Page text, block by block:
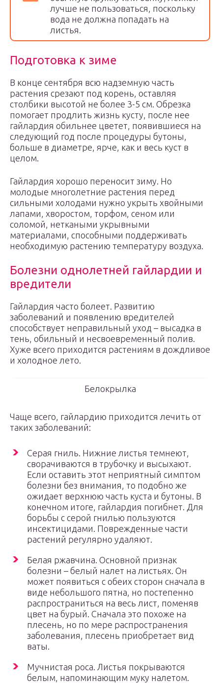
лучше не пользоваться, поскольку
вода не должна попадать на
листья.
Подготовка к зиме
В конце сентября всю надземную часть
растения срезают под корень, оставляя
столбики высотой не более 3-5 см. Обрезка
помогает продлить жизнь кусту, после нее
гайлардия обильнее цветет, появившиеся на
следующий год после процедуры бутоны,
больше в диаметре, ярче, как и весь куст в
целом.
Гайлардия хорошо переносит зиму. Но
молодые многолетние растения перед
сильными холодами нужно укрыть хвойными
лапами, хворостом, торфом, сеном или
соломой, неткаными укрывными
материалами, способными поддерживать
необходимую растению температуру воздуха.
Болезни однолетней гайлардии и
вредители
Гайлардия часто болеет. Развитию
заболеваний и появлению вредителей
способствует неправильный уход – высадка в
тень, обильный и несвоевременный полив.
Хуже всего приходится растениям в дождливое
и холодное лето.
Белокрылка
Чаще всего, гайлардию приходится лечить от
таких заболеваний:
Серая гниль. Нижние листья темнеют,
сворачиваются в трубочку и высыхают.
Если оставить этот неприятный симптом
болезни без внимания, то подобно же
ожидает верхнюю часть куста и бутоны. В
конечном итоге, гайлардия погибнет. Для
борьбы с серой гнилью пользуются
инсектицидами. Поврежденные части
растений регулярно удаляют.
Белая ржавчина. Основной признак
болезни – белый налет на листьях. Он
может появиться с обеих сторон сначала в
виде небольшого пятна, но постепенно
распространиться на весь лист, поменяв
цвет на бурый. Сначала это похоже на
плесень, но по мере распространения
заболевания, плесень приобретает вид
ваты.
Мучнистая роса. Листья покрываются
белым, напоминающим муку налетом.